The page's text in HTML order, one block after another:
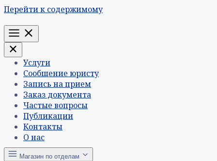
Перейти к содержимому
Меню
Услуги
Сообщение юристу
Запись на прием
Заказ документа
Частые вопросы
Публикации
Контакты
О нас
Магазин по отделам